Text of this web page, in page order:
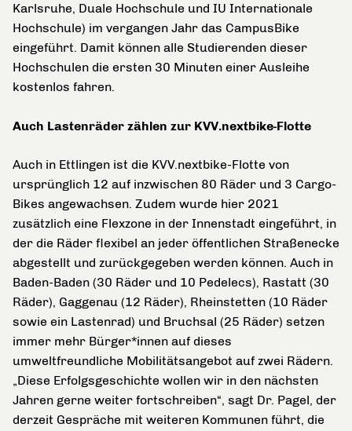
Karlsruhe, Duale Hochschule und IU Internationale
Hochschule) im vergangen Jahr das CampusBike
eingeführt. Damit können alle Studierenden dieser
Hochschulen die ersten 30 Minuten einer Ausleihe
kostenlos fahren.
Auch Lastenräder zählen zur KVV.nextbike-Flotte
Auch in Ettlingen ist die KVV.nextbike-Flotte von
ursprünglich 12 auf inzwischen 80 Räder und 3 Cargo-
Bikes angewachsen. Zudem wurde hier 2021
zusätzlich eine Flexzone in der Innenstadt eingeführt, in
der die Räder flexibel an jeder öffentlichen Straßenecke
abgestellt und zurückgegeben werden können. Auch in
Baden-Baden (30 Räder und 10 Pedelecs), Rastatt (30
Räder), Gaggenau (12 Räder), Rheinstetten (10 Räder
sowie ein Lastenrad) und Bruchsal (25 Räder) setzen
immer mehr Bürger*innen auf dieses
umweltfreundliche Mobilitätsangebot auf zwei Rädern.
„Diese Erfolgsgeschichte wollen wir in den nächsten
Jahren gerne weiter fortschreiben“, sagt Dr. Pagel, der
derzeit Gespräche mit weiteren Kommunen führt, die